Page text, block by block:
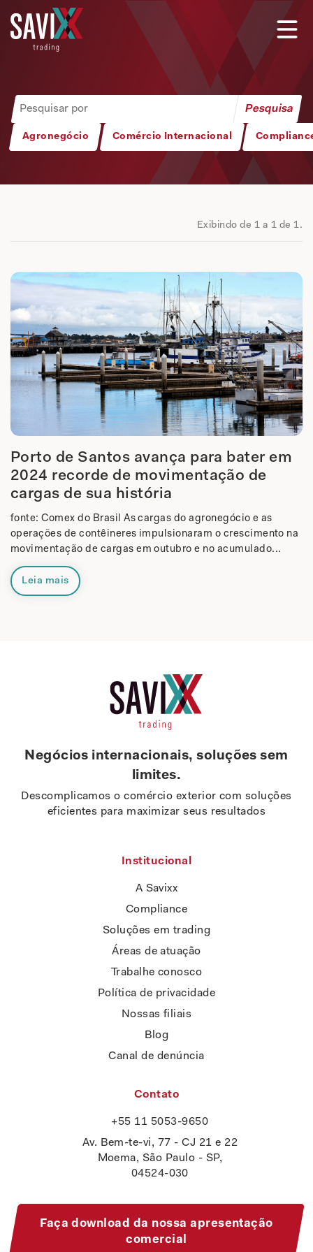
Agronegócio Comércio Internacional
Exibindo de 1 a 1 de 1.
Porto de Santos avança para bater em
2024 recorde de movimentação de
cargas de sua história
fonte: Comex do Brasil As cargas do agronegócio e as
operações de contêineres impulsionaram o crescimento na
movimentação de cargas em outubro e no acumulado...
Leia mais
Negócios internacionais, soluções sem
limites.
Descomplicamos o comércio exterior com soluções
eficientes para maximizar seus resultados
Institucional
A Savixx
Compliance
Soluções em trading
Áreas de atuação
Trabalhe conosco
Política de privacidade
Nossas filiais
Blog
Canal de denúncia
Contato
+55 11 5053-9650
Av. Bem-te-vi, 77 - CJ 21 e 22
Moema, São Paulo - SP,
04524-030
Faça download da nossa apresentação
comercial